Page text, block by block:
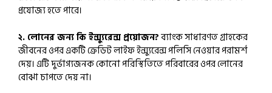
প্রযোজ্য হতে পারে।
২. লোনের জন্য কি ইন্স্যুরেন্স প্রয়োজন?ব্যাংক সাধারণত গ্রাহকের
জীবনের ওপর একটি ক্রেডিট লাইফ ইন্স্যুরেন্স পলিসি নেওয়ার পরামর্শ
দেয়। এটি দুর্ভাগ্যজনক কোনো পরিস্থিতিতে পরিবারের ওপর লোনের
বোঝা চাপতে দেয় না।